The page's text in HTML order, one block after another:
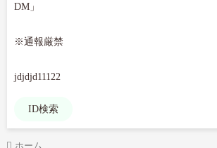
DM」
※通報厳禁
jdjdjd11122
ID検索
ホーム